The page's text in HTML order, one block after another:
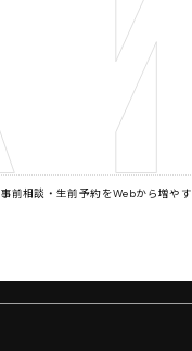
事前相談・生前予約をWebから増やす